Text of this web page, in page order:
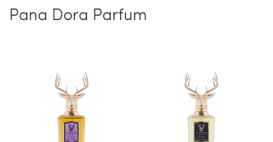
Pana Dora Parfum